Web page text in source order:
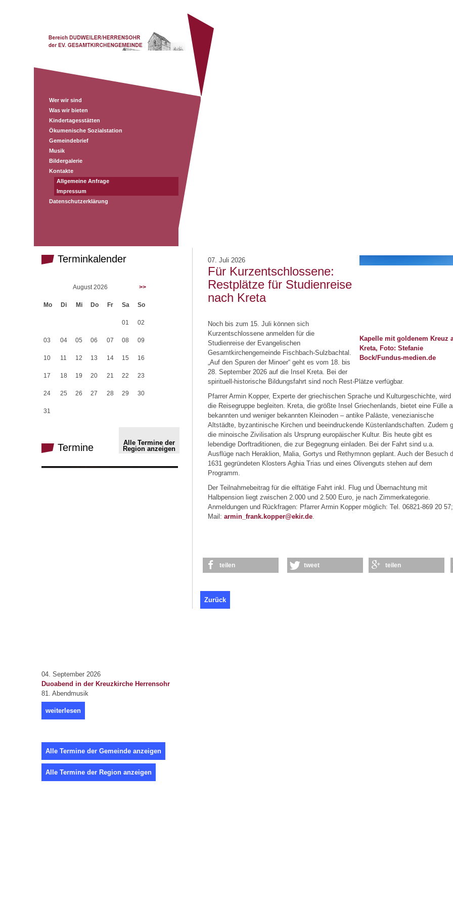
Wer wir sind
Was wir bieten
Kindertagesstätten
Ökumenische Sozialstation
Gemeindebrief
Musik
Bildergalerie
Kontakte
Allgemeine Anfrage
Impressum
Datenschutzerklärung
Terminkalender
August 2026 >>
Mo Di Mi Do Fr Sa So
01 02
03 04 05 06 07 08 09
10 11 12 13 14 15 16
17 18 19 20 21 22 23
24 25 26 27 28 29 30
31
Termine
Alle Termine der
Region anzeigen
04. September 2026
Duoabend in der Kreuzkirche Herrensohr
81. Abendmusik
weiterlesen
Alle Termine der Gemeinde anzeigen
Alle Termine der Region anzeigen
Kapelle mit goldenem Kreuz
Kreta, Foto: Stefanie
Bock/Fundus-medien.de
07. Juli 2026
Für Kurzentschlossene:
Restplätze für Studienreise
nach Kreta
Noch bis zum 15. Juli können sich
Kurzentschlossene anmelden für die
Studienreise der Evangelischen
Gesamtkirchengemeinde Fischbach-Sulzbachtal.
„Auf den Spuren der Minoer“ geht es vom 18. bis
28. September 2026 auf die Insel Kreta. Bei der
spirituell-historische Bildungsfahrt sind noch Rest-Plätze verfügbar.
Pfarrer Armin Kopper, Experte der griechischen Sprache und Kulturgeschichte, wird
die Reisegruppe begleiten. Kreta, die größte Insel Griechenlands, bietet eine Fülle
bekannten und weniger bekannten Kleinoden – antike Paläste, venezianische
Altstädte, byzantinische Kirchen und beeindruckende Küstenlandschaften. Zudem
die minoische Zivilisation als Ursprung europäischer Kultur. Bis heute gibt es
lebendige Dorftraditionen, die zur Begegnung einladen. Bei der Fahrt sind u.a.
Ausflüge nach Heraklion, Malia, Gortys und Rethymnon geplant. Auch der Besuch
1631 gegründeten Klosters Aghia Trias und eines Olivenguts stehen auf dem
Programm.
Der Teilnahmebeitrag für die elftätige Fahrt inkl. Flug und Übernachtung mit
Halbpension liegt zwischen 2.000 und 2.500 Euro, je nach Zimmerkategorie.
Anmeldungen und Rückfragen: Pfarrer Armin Kopper möglich: Tel. 06821-869 20 57;
Mail: armin_frank.kopper@ekir.de.
teilen tweet teilen
Zurück